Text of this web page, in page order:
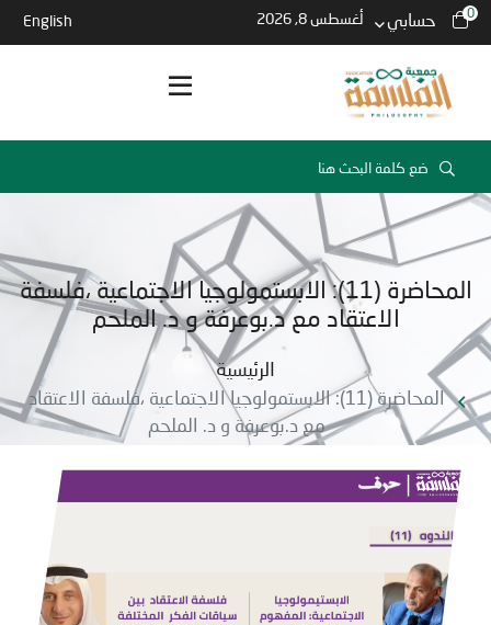
0 حسابي أغسطس 8, 2026 English
المحاضرة (11): الابستمولوجيا الاجتماعية ،فلسفة
الاعتقاد مع د.بوعرفة و د. الملحم
الرئيسية
المحاضرة (11): الابستمولوجيا الاجتماعية ،فلسفة الاعتقاد
مع د.بوعرفة و د. الملحم